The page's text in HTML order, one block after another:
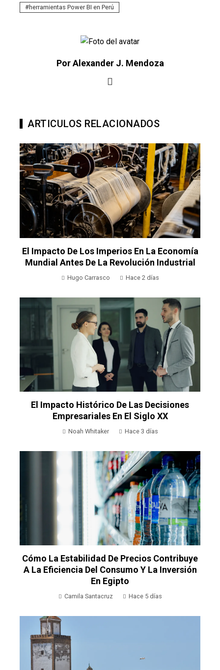
herramientas Power BI en Perú
Por Alexander J. Mendoza
ARTICULOS RELACIONADOS
El Impacto De Los Imperios En La Economía
Mundial Antes De La Revolución Industrial
Hugo Carrasco Hace 2 días
El Impacto Histórico De Las Decisiones
Empresariales En El Siglo XX
Noah Whitaker Hace 3 días
Cómo La Estabilidad De Precios Contribuye
A La Eficiencia Del Consumo Y La Inversión
En Egipto
Camila Santacruz Hace 5 días